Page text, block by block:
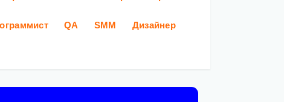
QA SMM Дизайнер